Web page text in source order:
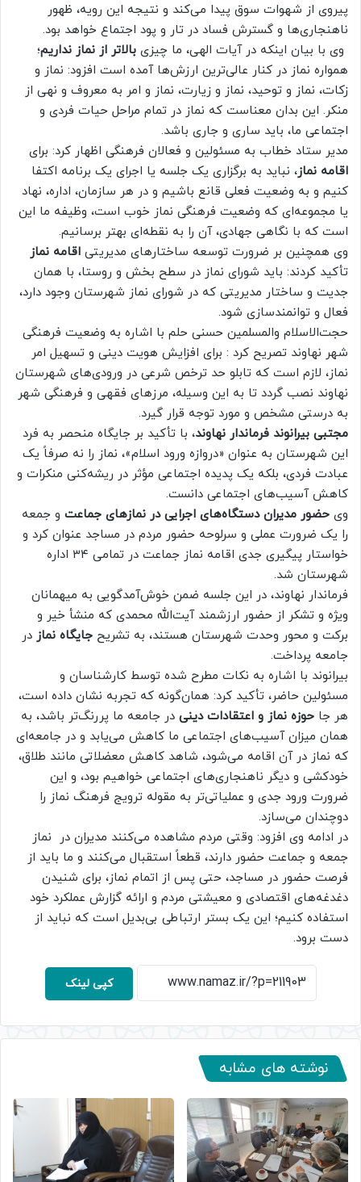
پیروی از شهوات سوق پیدا می‌کند و نتیجه این رویه، ظهور
ناهنجاری‌ها و گسترش فساد در تار و پود اجتماع خواهد بود.
وی با بیان اینکه در آیات الهی، ما چیزی بالاتر از نماز نداریم؛
همواره نماز در کنار عالی‌ترین ارزش‌ها آمده است افزود: نماز و
زکات، نماز و توحید، نماز و زیارت، نماز و امر به معروف و نهی از
منکر. این بدان معناست که نماز در تمام مراحل حیات فردی و
اجتماعی ما، باید ساری و جاری باشد.
مدیر ستاد خطاب به مسئولین و فعالان فرهنگی اظهار کرد: برای
اقامه نماز، نباید به برگزاری یک جلسه یا اجرای یک برنامه اکتفا
کنیم و به وضعیت فعلی قانع باشیم و در هر سازمان، اداره، نهاد
یا مجموعه‌ای که وضعیت فرهنگی نماز خوب است، وظیفه ما این
است که با نگاهی جهادی، آن را به نقطه‌ای بهتر برسانیم.
وی همچنین بر ضرورت توسعه ساختارهای مدیریتی اقامه نماز
تأکید کردند: باید شورای نماز در سطح بخش و روستا، با همان
جدیت و ساختار مدیریتی که در شورای نماز شهرستان وجود دارد،
فعال و توانمندسازی شود.
حجت‌الاسلام والمسلمین حسنی حلم با اشاره به وضعیت فرهنگی
شهر نهاوند تصریح کرد : برای افزایش هویت دینی و تسهیل امر
نماز، لازم است که تابلو حد ترخص شرعی در ورودی‌های شهرستان
نهاوند نصب گردد تا به این وسیله، مرزهای فقهی و فرهنگی شهر
به درستی مشخص و مورد توجه قرار گیرد.
مجتبی بیرانوند فرماندار نهاوند، با تأکید بر جایگاه منحصر به فرد
این شهرستان به عنوان «دروازه ورود اسلام»، نماز را نه صرفاً یک
عبادت فردی، بلکه یک پدیده اجتماعی مؤثر در ریشه‌کنی منکرات و
کاهش آسیب‌های اجتماعی دانست.
وی حضور مدیران دستگاه‌های اجرایی در نمازهای جماعت و جمعه
را یک ضرورت عملی و سرلوحه حضور مردم در مساجد عنوان کرد و
خواستار پیگیری جدی اقامه نماز جماعت در تمامی ۳۴ اداره
شهرستان شد.
فرماندار نهاوند، در این جلسه ضمن خوش‌آمدگویی به میهمانان
ویژه و تشکر از حضور ارزشمند آیت‌الله محمدی که منشأ خیر و
برکت و محور وحدت شهرستان هستند، به تشریح جایگاه نماز در
جامعه پرداخت.
بیرانوند با اشاره به نکات مطرح شده توسط کارشناسان و
مسئولین حاضر، تأکید کرد: همان‌گونه که تجربه نشان داده است،
هر جا حوزه نماز و اعتقادات دینی در جامعه ما پررنگ‌تر باشد، به
همان میزان آسیب‌های اجتماعی ما کاهش می‌یابد و در جامعه‌ای
که نماز در آن اقامه می‌شود، شاهد کاهش معضلاتی مانند طلاق،
خودکشی و دیگر ناهنجاری‌های اجتماعی خواهیم بود، و این
ضرورت ورود جدی‌ و عملیاتی‌تر به مقوله ترویج فرهنگ نماز را
دوچندان می‌سازد.
در ادامه وی افزود: وقتی مردم مشاهده می‌کنند مدیران در نماز
جمعه و جماعت حضور دارند، قطعاً استقبال می‌کنند و ما باید از
فرصت حضور در مساجد، حتی پس از اتمام نماز، برای شنیدن
دغدغه‌های اقتصادی و معیشتی مردم و ارائه گزارش عملکرد خود
استفاده کنیم؛ این یک بستر ارتباطی بی‌بدیل است که نباید از
دست برود.
کپی لینک
نوشته های مشابه